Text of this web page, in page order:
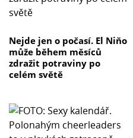
Nejde jen o počasí. El Niňo
může během měsíců
zdražit potraviny po
celém světě